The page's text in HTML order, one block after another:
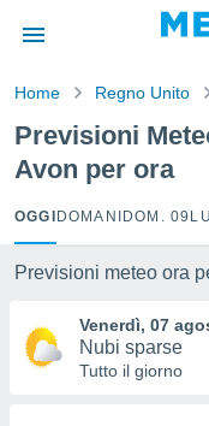
di
per
le
di
Home Regno Unito
Previsioni
Avon per ora
OGGI DOMANI DOM. 09
Previsioni meteo ora
Venerdì, 07
Nubi sparse
Tutto il giorno